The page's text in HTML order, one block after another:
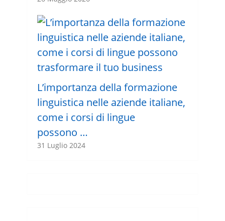
L’importanza della formazione
linguistica nelle aziende italiane,
come i corsi di lingue
possono …
31 Luglio 2024